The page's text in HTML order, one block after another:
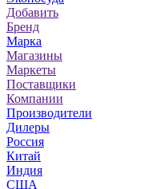
Добавить
Бренд
Марка
Магазины
Маркеты
Поставщики
Компании
Производители
Дилеры
Россия
Китай
Индия
США